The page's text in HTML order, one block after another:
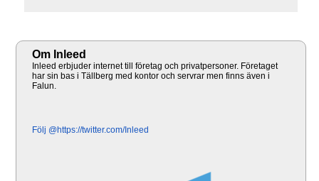
Om Inleed
Inleed erbjuder internet till företag och privatpersoner. Företaget
har sin bas i Tällberg med kontor och servrar men finns även i
Falun.
Följ @https://twitter.com/Inleed